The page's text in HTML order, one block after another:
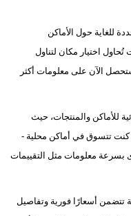
سيارات
للغاية حول الأماكن
اختيار مكان لتناول
الآن على معلومات أكثر
للأماكن والمنتجات، حيث
كنت تتسوق في أماكن محلية -
بسرعة معلومات مثل التقييمات
أسعارًا فورية وتفاصيل